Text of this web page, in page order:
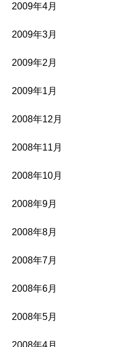
2009年4月
2009年3月
2009年2月
2009年1月
2008年12月
2008年11月
2008年10月
2008年9月
2008年8月
2008年7月
2008年6月
2008年5月
2008年4月